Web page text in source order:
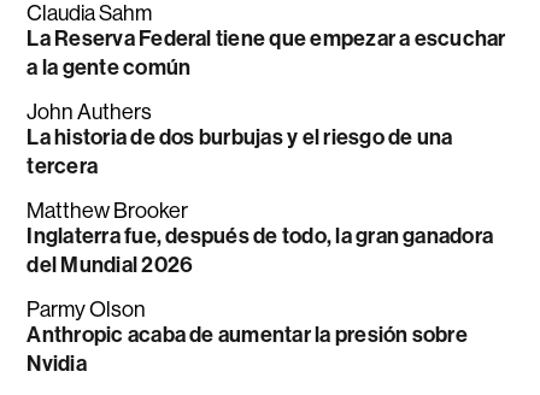
Claudia Sahm
La Reserva Federal tiene que empezar a escuchar
a la gente común
John Authers
La historia de dos burbujas y el riesgo de una
tercera
Matthew Brooker
Inglaterra fue, después de todo, la gran ganadora
del Mundial 2026
Parmy Olson
Anthropic acaba de aumentar la presión sobre
Nvidia